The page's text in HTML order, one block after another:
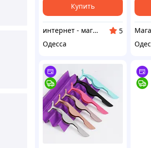
Купить
интернет - магазин "Нужные штучки"
5
Одесса